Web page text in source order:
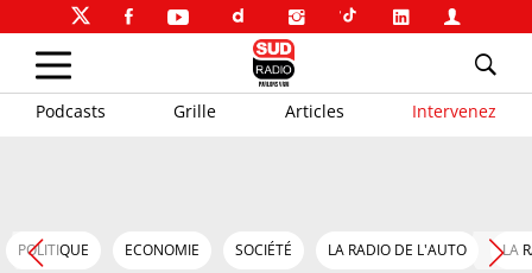
Podcasts Grille Articles Intervenez
POLITIQUE ECONOMIE SOCIÉTÉ LA RADIO DE L'AUTO LA